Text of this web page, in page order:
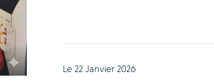
Le 22 Janvier 2026